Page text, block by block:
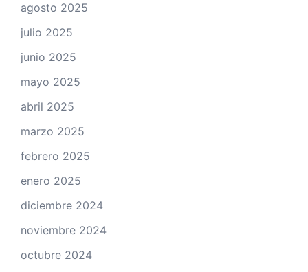
agosto 2025
julio 2025
junio 2025
mayo 2025
abril 2025
marzo 2025
febrero 2025
enero 2025
diciembre 2024
noviembre 2024
octubre 2024